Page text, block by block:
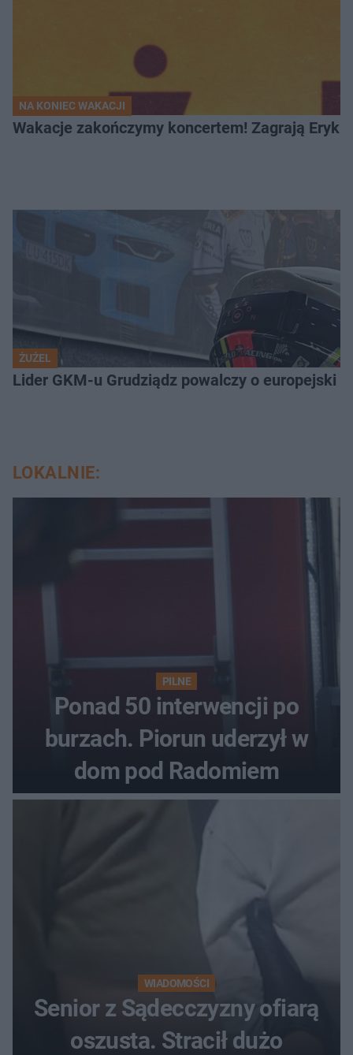
NA KONIEC WAKACJI
Wakacje zakończymy koncertem! Zagrają Eryk
ŻUŻEL
Lider GKM-u Grudziądz powalczy o europejski
LOKALNIE:
PILNE
Ponad 50 interwencji po
burzach. Piorun uderzył w
dom pod Radomiem
WIADOMOŚCI
Senior z Sądecczyzny ofiarą
oszusta. Stracił dużo